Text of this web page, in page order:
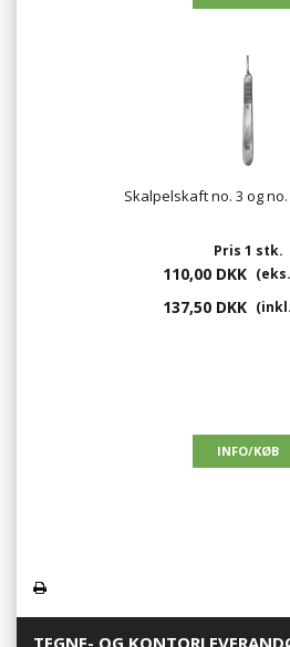
Skalpelskaft no. 3 og
Pris 1 stk.
110,00 DKK
137,50 DKK